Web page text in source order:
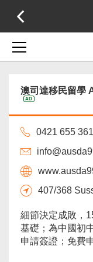
澳司達移民留學
AD
0421 655
407/368
細節決定成敗，
基礎；為中國初
申請簽證；免費